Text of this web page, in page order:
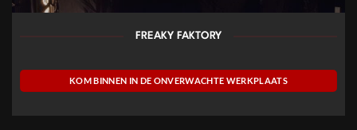
FREAKY FAKTORY
KOM BINNEN IN DE ONVERWACHTE WERKPLAATS